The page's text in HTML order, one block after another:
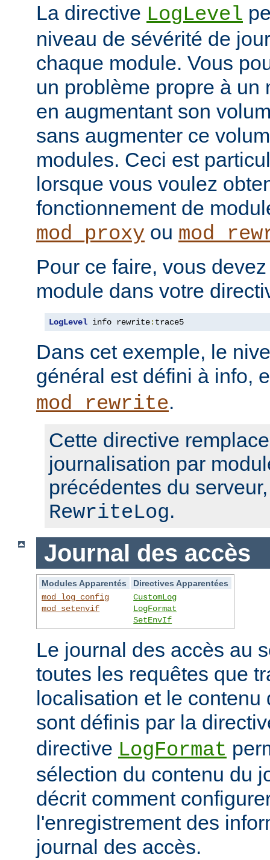
La directive LogLevel
niveau de sévérité de
chaque module. Vous
un problème propre à un
en augmentant son
sans augmenter ce
modules. Ceci est
lorsque vous voulez
fonctionnement de
mod_proxy ou
Pour ce faire, vous
module dans votre
LogLevel info rewrite: trace5
Dans cet exemple, le
général est défini à info,
mod_rewrite.
Cette directive
journalisation par
précédentes du
RewriteLog.
Journal des accès
Modules Apparentés
Directives Apparentées
mod_log_config
mod_setenvif
CustomLog
LogFormat
SetEnvIf
Le journal des accès au
toutes les requêtes que
localisation et le
sont définis par la
directive LogFormat
sélection du contenu du
décrit comment
l'enregistrement des
journal des accès.